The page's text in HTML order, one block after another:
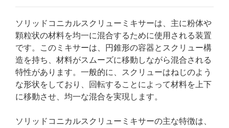
ソリッドコニカルスクリューミキサーは、主に粉体や
顆粒状の材料を均一に混合するために使用される装置
です。このミキサーは、円錐形の容器とスクリュー構
造を持ち、材料がスムーズに移動しながら混合される
特性があります。一般的に、スクリューはねじのよう
な形状をしており、回転することによって材料を上下
に移動させ、均一な混合を実現します。
ソリッドコニカルスクリューミキサーの主な特徴は、